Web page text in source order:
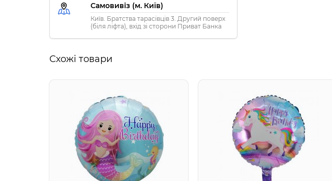
Самовивіз (м. Київ)
Київ. Братства тарасівців 3. Другий поверх
(біля ліфта), вхід зі сторони Приват Банка
Схожі товари